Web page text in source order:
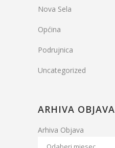
Nova Sela
Općina
Podrujnica
Uncategorized
ARHIVA OBJAVA
Arhiva Objava